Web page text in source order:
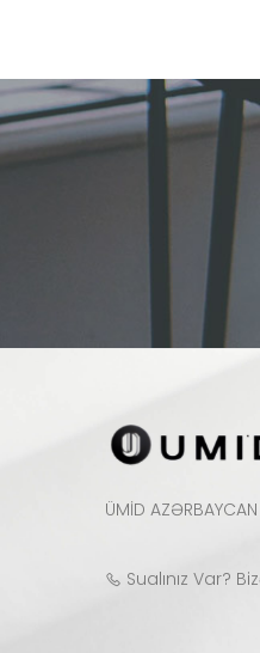
ÜMİD
Sualınız Var?